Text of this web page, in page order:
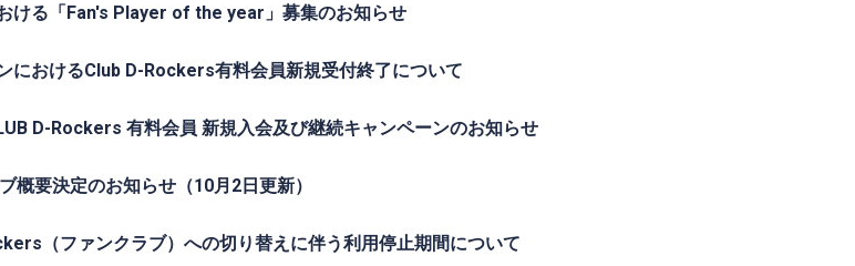
ける「Fan's Player of the year」募集のお知らせ
におけるClub D-Rockers有料会員新規受付終了について
D-Rockers 有料会員 新規入会及び継続キャンペーンのお知らせ
概要決定のお知らせ（10月2日更新）
（ファンクラブ）への切り替えに伴う利用停止期間について